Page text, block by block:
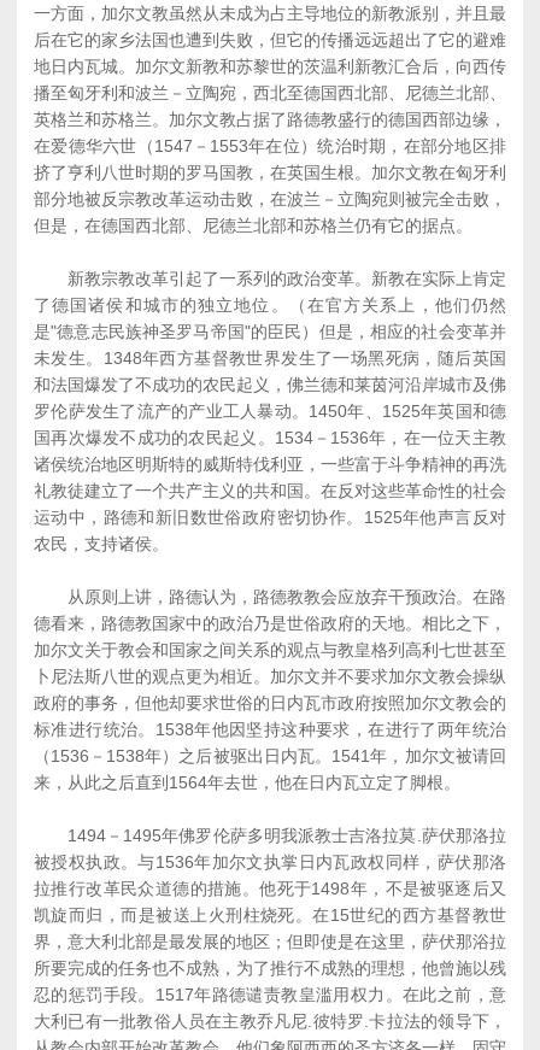
一方面，加尔文教虽然从未成为占主导地位的新教派别，并且最
后在它的家乡法国也遭到失败，但它的传播远远超出了它的避难
地日内瓦城。加尔文新教和苏黎世的茨温利新教汇合后，向西传
播至匈牙利和波兰－立陶宛，西北至德国西北部、尼德兰北部、
英格兰和苏格兰。加尔文教占据了路德教盛行的德国西部边缘，
在爱德华六世（1547－1553年在位）统治时期，在部分地区排
挤了亨利八世时期的罗马国教，在英国生根。加尔文教在匈牙利
部分地被反宗教改革运动击败，在波兰－立陶宛则被完全击败，
但是，在德国西北部、尼德兰北部和苏格兰仍有它的据点。
新教宗教改革引起了一系列的政治变革。新教在实际上肯定
了德国诸侯和城市的独立地位。（在官方关系上，他们仍然
是"德意志民族神圣罗马帝国"的臣民）但是，相应的社会变革并
未发生。1348年西方基督教世界发生了一场黑死病，随后英国
和法国爆发了不成功的农民起义，佛兰德和莱茵河沿岸城市及佛
罗伦萨发生了流产的产业工人暴动。1450年、1525年英国和德
国再次爆发不成功的农民起义。1534－1536年，在一位天主教
诸侯统治地区明斯特的威斯特伐利亚，一些富于斗争精神的再洗
礼教徒建立了一个共产主义的共和国。在反对这些革命性的社会
运动中，路德和新旧数世俗政府密切协作。1525年他声言反对
农民，支持诸侯。
从原则上讲，路德认为，路德教教会应放弃干预政治。在路
德看来，路德教国家中的政治乃是世俗政府的天地。相比之下，
加尔文关于教会和国家之间关系的观点与教皇格列高利七世甚至
卜尼法斯八世的观点更为相近。加尔文并不要求加尔文教会操纵
政府的事务，但他却要求世俗的日内瓦市政府按照加尔文教会的
标准进行统治。1538年他因坚持这种要求，在进行了两年统治
（1536－1538年）之后被驱出日内瓦。1541年，加尔文被请回
来，从此之后直到1564年去世，他在日内瓦立定了脚根。
1494－1495年佛罗伦萨多明我派教士吉洛拉莫.萨伏那洛拉
被授权执政。与1536年加尔文执掌日内瓦政权同样，萨伏那洛
拉推行改革民众道德的措施。他死于1498年，不是被驱逐后又
凯旋而归，而是被送上火刑柱烧死。在15世纪的西方基督教世
界，意大利北部是最发展的地区；但即使是在这里，萨伏那浴拉
所要完成的任务也不成熟，为了推行不成熟的理想，他曾施以残
忍的惩罚手段。1517年路德谴责教皇滥用权力。在此之前，意
大利已有一批教俗人员在主教乔凡尼.彼特罗.卡拉法的领导下，